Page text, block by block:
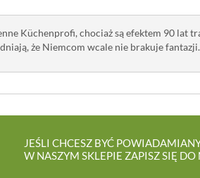
Küchenprofi, chociaż są efektem 90 lat
że Niemcom wcale nie brakuje fantazji.
JEŚLI CHCESZ BYĆ
W NASZYM SKLEPIE ZAPISZ SIĘ DO